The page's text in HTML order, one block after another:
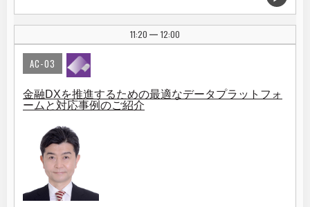
11:20 | 12:00
AC-03
金融DXを推進するための最適なデータプラットフォ
ームと対応事例のご紹介